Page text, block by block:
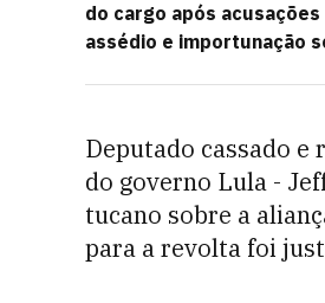
do cargo após acusações
assédio e importunação
Deputado cassado e
do governo Lula -
tucano sobre a
para a revolta foi